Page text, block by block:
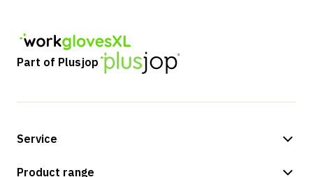
Part of Plusjop
Service
Payment methods
Product range